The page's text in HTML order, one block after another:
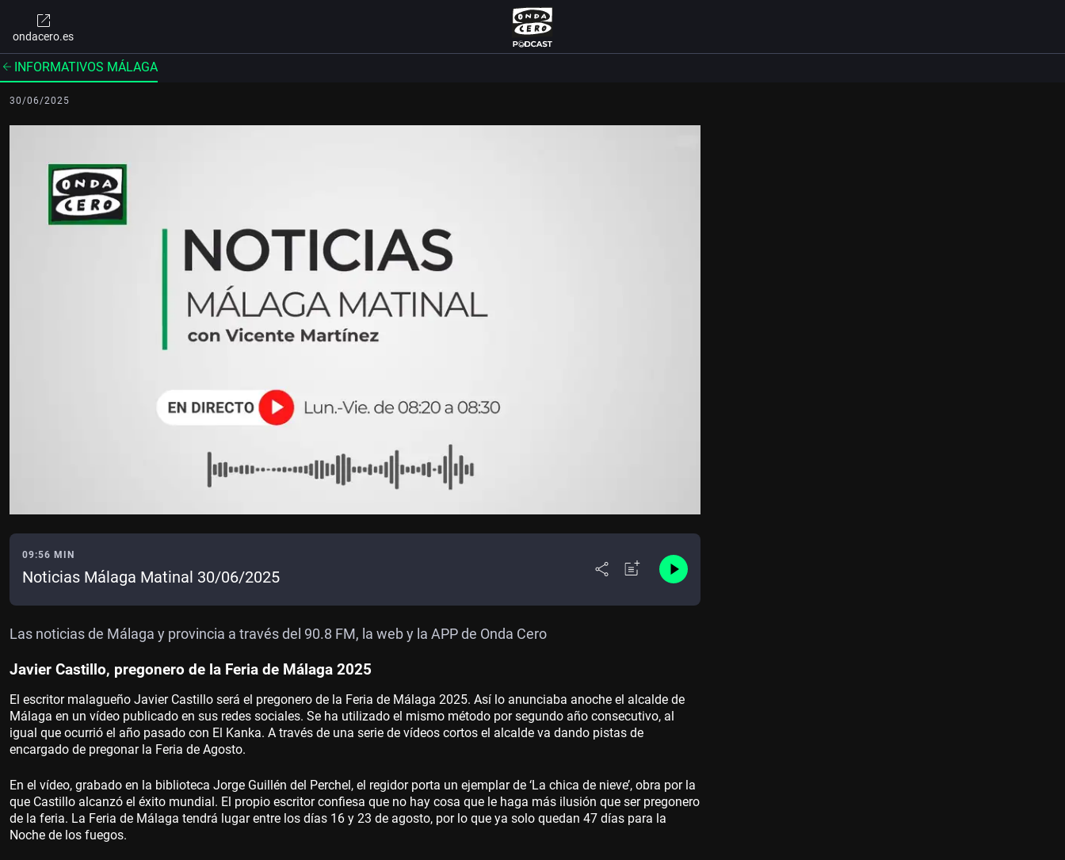
ondacero.es
INFORMATIVOS MÁLAGA
30/06/2025
09:56 MIN
Noticias Málaga Matinal 30/06/2025
Las noticias de Málaga y provincia a través del 90.8 FM, la web y la APP de Onda Cero
Javier Castillo, pregonero de la Feria de Málaga 2025
El escritor malagueño Javier Castillo será el pregonero de la Feria de Málaga 2025. Así lo anunciaba anoche el alcalde de
Málaga en un vídeo publicado en sus redes sociales. Se ha utilizado el mismo método por segundo año consecutivo, al
igual que ocurrió el año pasado con El Kanka. A través de una serie de vídeos cortos el alcalde va dando pistas de
encargado de pregonar la Feria de Agosto.
En el vídeo, grabado en la biblioteca Jorge Guillén del Perchel, el regidor porta un ejemplar de ‘La chica de nieve’, obra por la
que Castillo alcanzó el éxito mundial. El propio escritor confiesa que no hay cosa que le haga más ilusión que ser pregonero
de la feria. La Feria de Málaga tendrá lugar entre los días 16 y 23 de agosto, por lo que ya solo quedan 47 días para la
Noche de los fuegos.